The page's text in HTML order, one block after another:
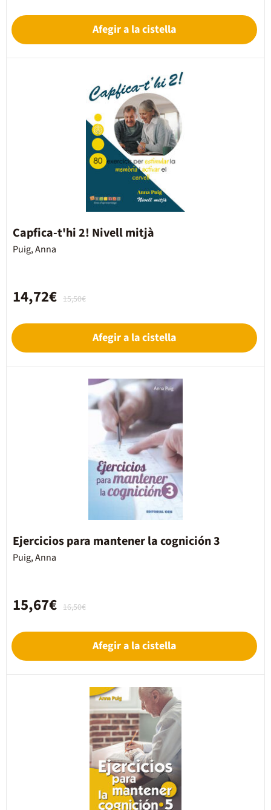
Afegir a la cistella
Capfica-t'hi 2! Nivell mitjà
Puig, Anna
15,50€
14,72€
Afegir a la cistella
Ejercicios para mantener la cognición 3
Puig, Anna
16,50€
15,67€
Afegir a la cistella